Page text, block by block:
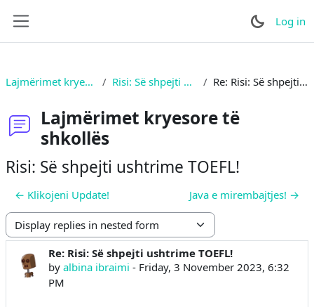
Log in
Lajmërimet kryesore të shkollës Risi: Së shpejti ushtrime TOEFL! Re: Risi: Së shpejti ushtrime TOEFL!
Lajmërimet kryesore të
shkollës
Risi: Së shpejti ushtrime TOEFL!
← Klikojeni Update! Java e mirembajtjes! →
Display mode
Re: Risi: Së shpejti ushtrime TOEFL!
by albina ibraimi - Friday, 3 November 2023, 6:32
PM
Number of replies: 0